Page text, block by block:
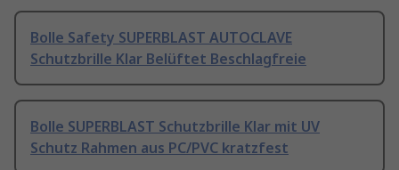
Bolle Safety SUPERBLAST AUTOCLAVE
Schutzbrille Klar Belüftet Beschlagfreie
Bolle SUPERBLAST Schutzbrille Klar mit UV
Schutz Rahmen aus PC/PVC kratzfest